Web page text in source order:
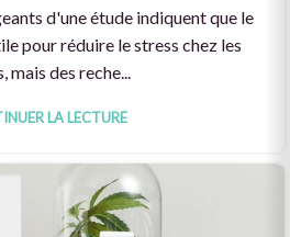
d'une étude indiquent que le
pour réduire le stress chez les
mais des reche...
LA LECTURE